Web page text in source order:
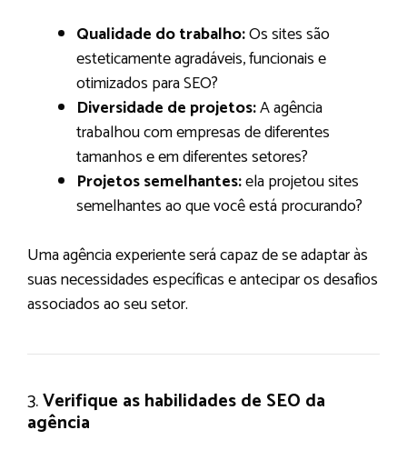
Qualidade do trabalho:Os sites são
esteticamente agradáveis, funcionais e
otimizados para SEO?
Diversidade de projetos:A agência
trabalhou com empresas de diferentes
tamanhos e em diferentes setores?
Projetos semelhantes:ela projetou sites
semelhantes ao que você está procurando?
Uma agência experiente será capaz de se adaptar às
suas necessidades específicas e antecipar os desafios
associados ao seu setor.
3.Verifique as habilidades de SEO da
agência